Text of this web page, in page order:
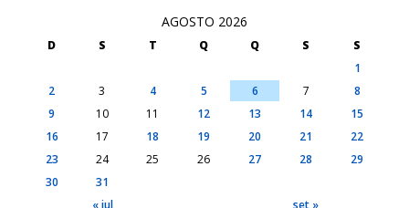
AGOSTO 2026
D S T Q Q S
S
1
2
3 4 5 6 7
8
9
10 11 12 13 14
15
16
17 18 19 20 21
22
23
24 25 26 27 28
29
30
31
« jul
set »